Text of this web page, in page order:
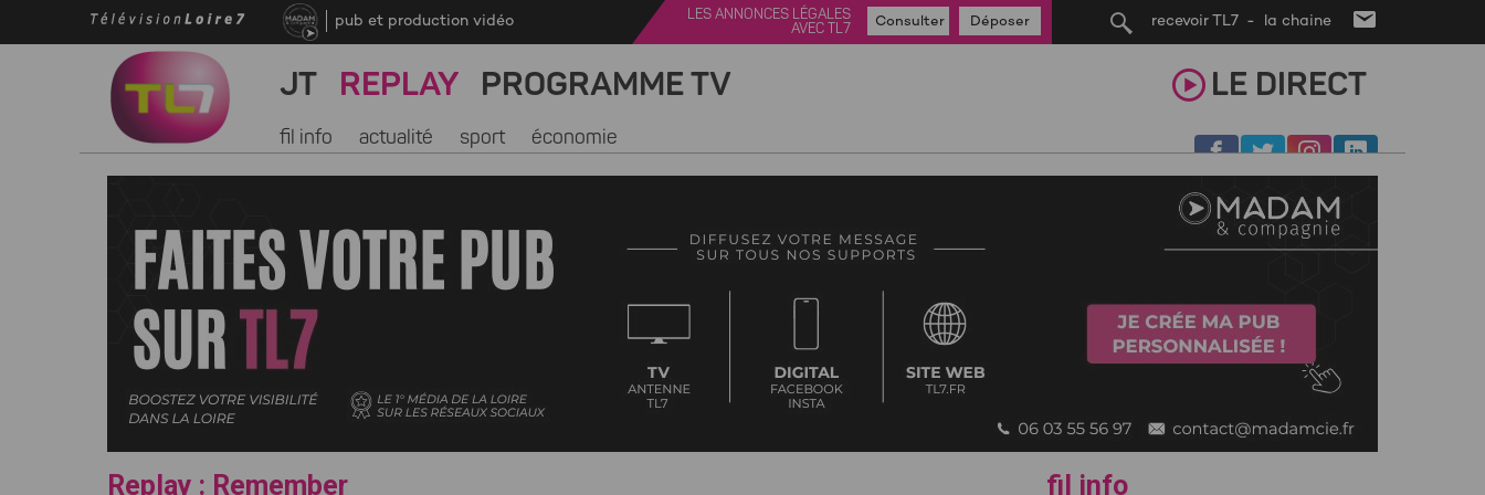
recevoir TL7 - la chaine
pub et production vidéo
LES ANNONCES LÉGALES
AVEC TL7
Consulter Déposer
JT REPLAY PROGRAMME TV LE DIRECT
fil info actualité sport économie
Replay : Remember fil info